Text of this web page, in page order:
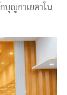
บุญกาเยตาโน